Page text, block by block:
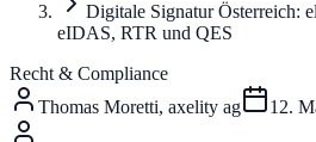
Digitale Signatur Österreich:
eIDAS, RTR und QES
Recht & Compliance
Thomas Moretti, axelity ag
12.